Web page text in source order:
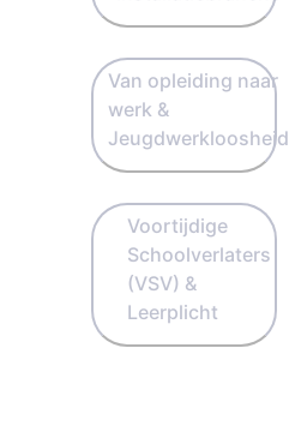
Van opleiding naar
werk &
Jeugdwerkloosheid
Voortijdige
Schoolverlaters
(VSV) &
Leerplicht